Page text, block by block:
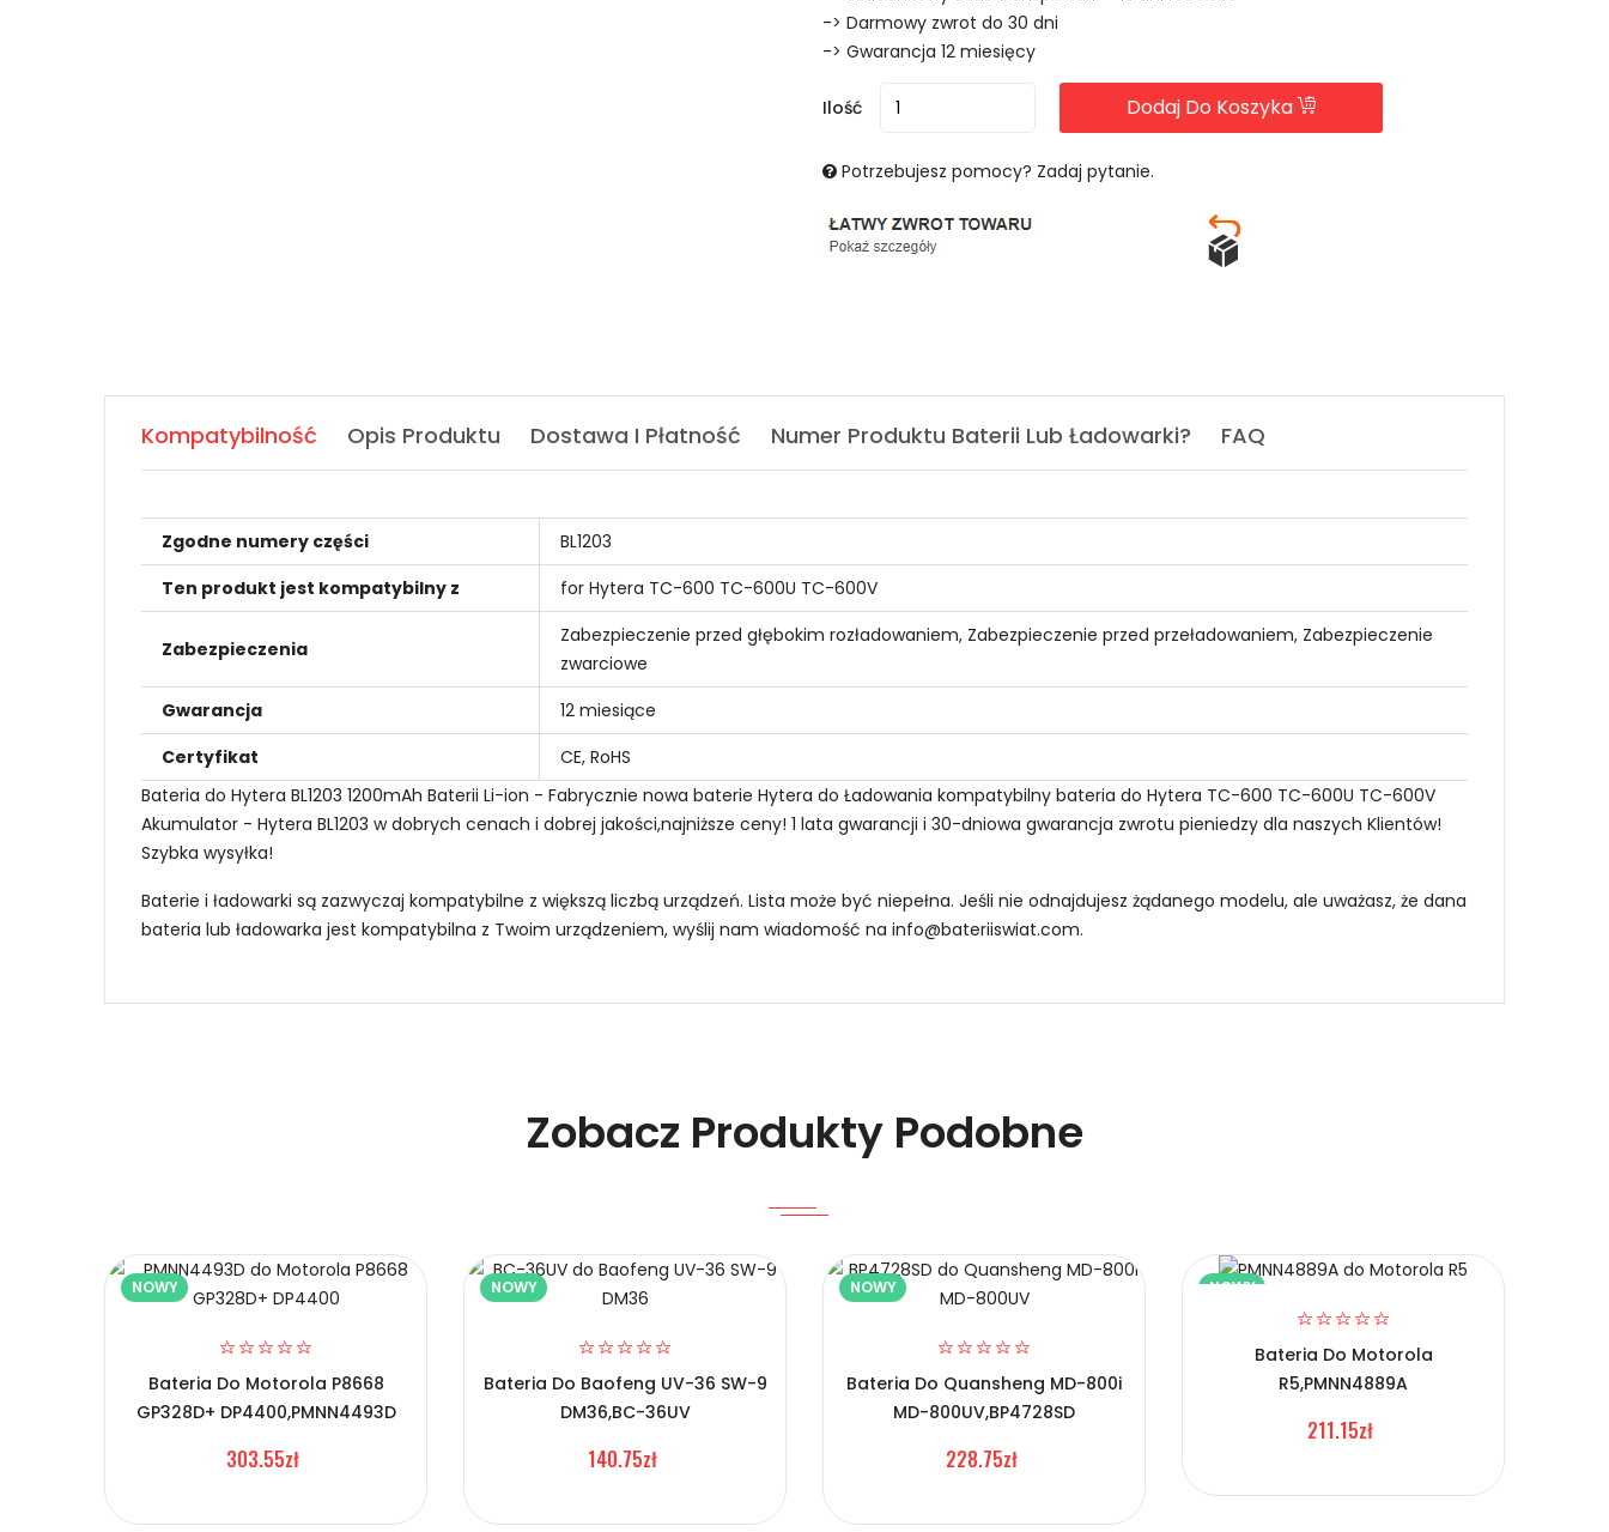
-> Darmowy zwrot do 30 dni
-> Gwarancja 12 miesięcy
Ilość Dodaj Do Koszyka
Potrzebujesz pomocy? Zadaj pytanie.
Kompatybilność Opis Produktu Dostawa I Płatność Numer Produktu Baterii Lub Ładowarki? FAQ
Zgodne numery części
BL1203
Ten produkt jest kompatybilny z
for Hytera TC-600 TC-600U TC-600V
Zabezpieczenia
Zabezpieczenie przed głębokim rozładowaniem, Zabezpieczenie przed przeładowaniem, Zabezpieczenie
zwarciowe
Gwarancja
12 miesiące
Certyfikat
CE, RoHS
Bateria do Hytera BL1203 1200mAh Baterii Li-ion - Fabrycznie nowa baterie Hytera do Ładowania kompatybilny bateria do Hytera TC-600 TC-600U TC-600V
Akumulator - Hytera BL1203 w dobrych cenach i dobrej jakości,najniższe ceny! 1 lata gwarancji i 30-dniowa gwarancja zwrotu pieniedzy dla naszych Klientów!
Szybka wysyłka!
Baterie i ładowarki są zazwyczaj kompatybilne z większą liczbą urządzeń. Lista może być niepełna. Jeśli nie odnajdujesz żądanego modelu, ale uważasz, że dana
bateria lub ładowarka jest kompatybilna z Twoim urządzeniem, wyślij nam wiadomość na info@bateriiswiat.com.
Prawo zwrotu w ciągu 30 dni
Szybka dostawa
Numer produktu ładowarki
1.Model urządzenia
Jak naładować Baterie do Radiotelefonów Hytera KB-300?
Zobacz Produkty Podobne
NOWY
Bateria Do Motorola P8668
GP328D+ DP4400,PMNN4493D
303.55zł
NOWY
Bateria Do Baofeng UV-36 SW-9
DM36,BC-36UV
140.75zł
NOWY
Bateria Do Quansheng MD-800i
MD-800UV,BP4728SD
228.75zł
NOWY
Bateria Do Motorola
R5,PMNN4889A
211.15zł